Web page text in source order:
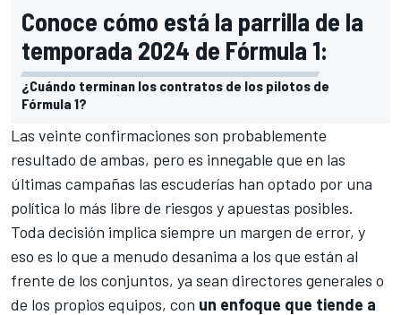
Conoce cómo está la parrilla de la
temporada 2024 de Fórmula 1:
¿Cuándo terminan los contratos de los pilotos de
Fórmula 1?
Las veinte confirmaciones son probablemente
resultado de ambas, pero es innegable que en las
últimas campañas las escuderías han optado por una
política lo más libre de riesgos y apuestas posibles.
Toda decisión implica siempre un margen de error, y
eso es lo que a menudo desanima a los que están al
frente de los conjuntos, ya sean directores generales o
de los propios equipos, con un enfoque que tiende a